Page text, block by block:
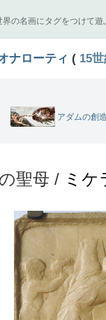
界の名画にタグをつけて遊
ナローティ ( 15
アダムの創
聖母 / ミ